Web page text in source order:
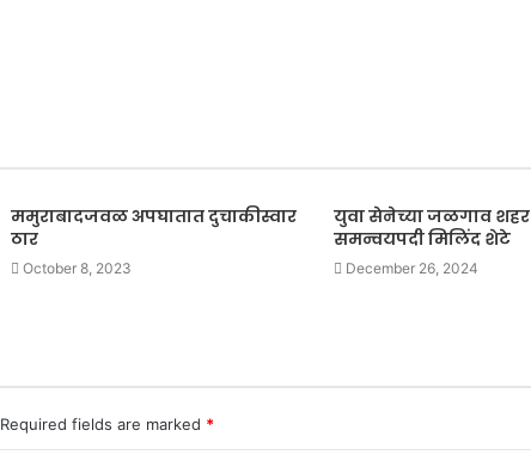
ममुराबादजवळ अपघातात दुचाकीस्वार
ठार
October 8, 2023
युवा सेनेच्या जळगाव शहर
समन्वयपदी मिलिंद शेटे
December 26, 2024
Required fields are marked *